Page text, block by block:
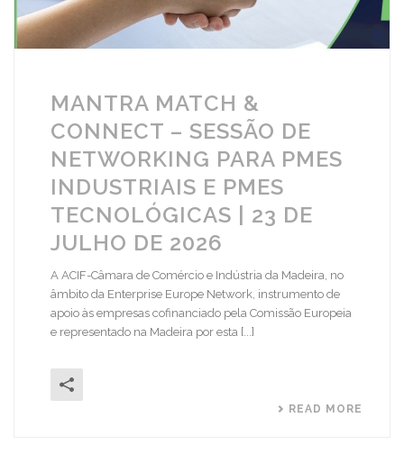
MANTRA MATCH &
CONNECT – SESSÃO DE
NETWORKING PARA PMES
INDUSTRIAIS E PMES
TECNOLÓGICAS | 23 DE
JULHO DE 2026
A ACIF-Câmara de Comércio e Indústria da Madeira, no
âmbito da Enterprise Europe Network, instrumento de
apoio às empresas cofinanciado pela Comissão Europeia
e representado na Madeira por esta [...]
READ MORE